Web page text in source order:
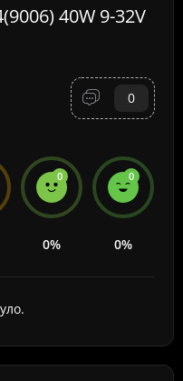
40W 9-32V
0
0
0%
0
0%